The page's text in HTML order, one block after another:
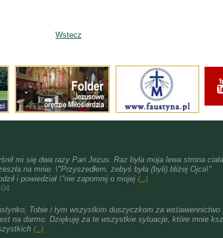
Wstecz
mi się dwa razy Pan Jezus. Raz była moja lewa strona
na mnie. \"Przyszedłem, żebyś była (byli) bliżej Ojca\"
i powiedział \"nie zapomnij o mojej (...)
Tobie i tym wszystkim duszyczkom za wstawiennictwo
na darmo. Dziękuję za te wszystkie sytuacje, które mnie
(...)